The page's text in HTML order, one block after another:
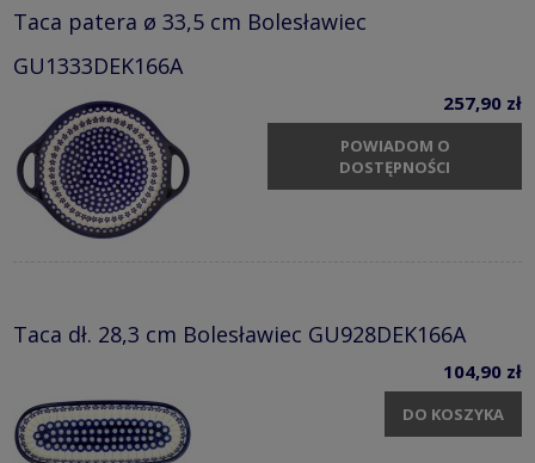
Taca patera ø 33,5 cm Bolesławiec
GU1333DEK166A
257,90 zł
POWIADOM O
DOSTĘPNOŚCI
Taca dł. 28,3 cm Bolesławiec GU928DEK166A
104,90 zł
DO KOSZYKA